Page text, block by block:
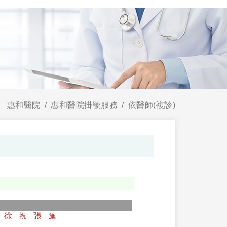
惠和醫院 惠和醫院掛號服務 依醫師(複診)
徐 祝 張 施